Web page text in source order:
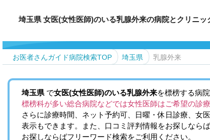
埼玉県 女医(女性医師)のいる乳腺外来の病院とクリニッ
お医者さんガイド病院検索TOP 埼玉県 乳腺外来
埼玉県 で女医(女性医師)のいる乳腺外来を標榜する病
標榜科が多い総合病院などでは女性医師はご希望の診
さらに診療時間、ネット予約可、日曜・休日診療、女
表示もできます。また、口コミ評判情報をお探しなら
お探しならばフリーワード検索をご利用ください。